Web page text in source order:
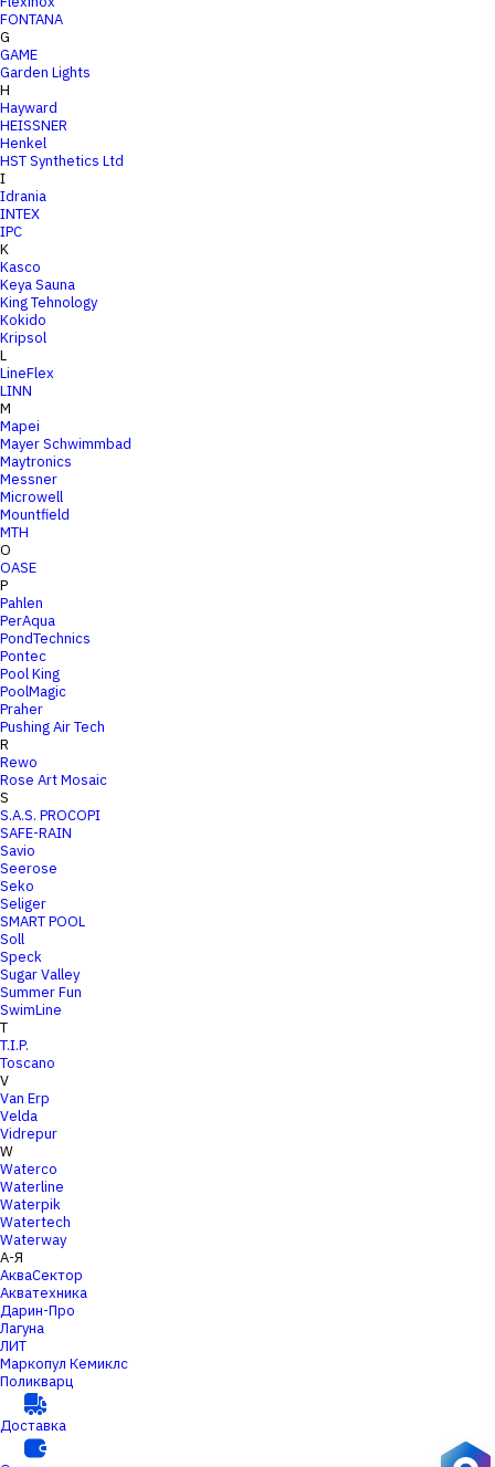
FONTANA
G
GAME
Garden Lights
H
Hayward
HEISSNER
Henkel
HST Synthetics Ltd
I
Idrania
INTEX
IPC
K
Kasco
Keya Sauna
King Tehnology
Kokido
Kripsol
L
LineFlex
LINN
M
Mapei
Mayer Schwimmbad
Maytronics
Messner
Microwell
Mountfield
MTH
O
OASE
P
Pahlen
PerAqua
PondTechnics
Pontec
Pool King
PoolMagic
Praher
Pushing Air Tech
R
Rewo
Rose Art Mosaic
S
S.A.S. PROCOPI
SAFE-RAIN
Savio
Seerose
Seko
Seliger
SMART POOL
Soll
Speck
Sugar Valley
Summer Fun
SwimLine
T
T.I.P.
Toscano
V
Van Erp
Velda
Vidrepur
W
Waterco
Waterline
Waterpik
Watertech
Waterway
А-Я
АкваСектор
Акватехника
Дарин-Про
Лагуна
ЛИТ
Маркопул Кемиклс
Поликварц
Доставка